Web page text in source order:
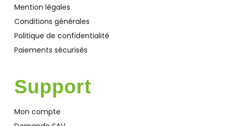
Mention légales
Conditions générales
Politique de confidentialité
Paiements sécurisés
Support
Mon compte